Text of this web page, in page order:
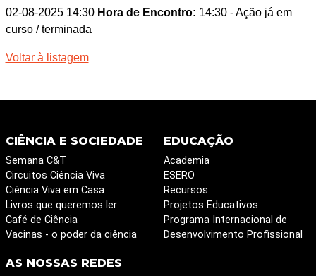
02-08-2025 14:30 Hora de Encontro: 14:30 - Ação já em
curso / terminada
Voltar à listagem
CIÊNCIA E SOCIEDADE
Semana C&T
Circuitos Ciência Viva
Ciência Viva em Casa
Livros que queremos ler
Café de Ciência
Vacinas - o poder da ciência
EDUCAÇÃO
Academia
ESERO
Recursos
Projetos Educativos
Programa Internacional de
Desenvolvimento Profissional
AS NOSSAS REDES